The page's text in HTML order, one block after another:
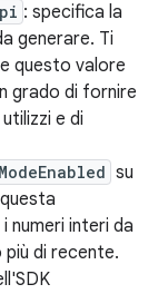
: specifica la
generare. Ti
questo valore
grado di fornire
e di
su
numeri interi da
più di recente.